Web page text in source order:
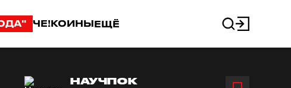
ЧЕ!КОИНЫЕЩЁ
НАУЧПОК